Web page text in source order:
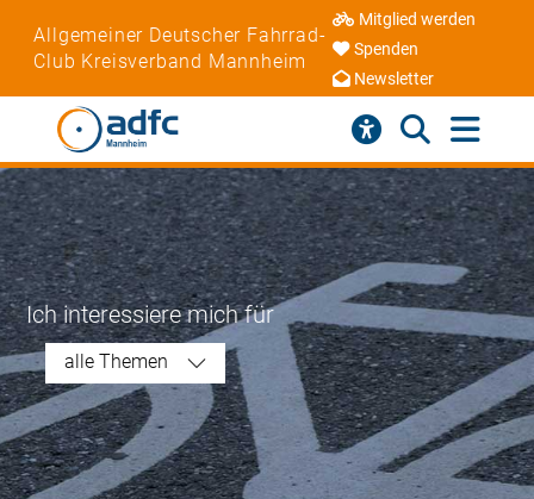
Allgemeiner Deutscher Fahrrad-
Club Kreisverband Mannheim
Mitglied werden
Spenden
Newsletter
Ich interessiere mich für
alle Themen